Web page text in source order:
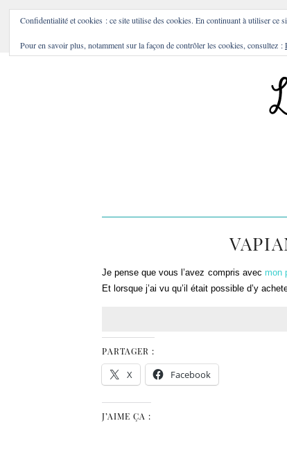
Je pense que vous l’avez compris avec mon
Et lorsque j’ai vu qu’il était possible d’y
PARTAGER :
X Facebook
J’AIME ÇA :
Confidentialité et cookies : ce site utilise des cookies. En continuant à utiliser ce
Pour en savoir plus, notamment sur la façon de contrôler les cookies, consultez :